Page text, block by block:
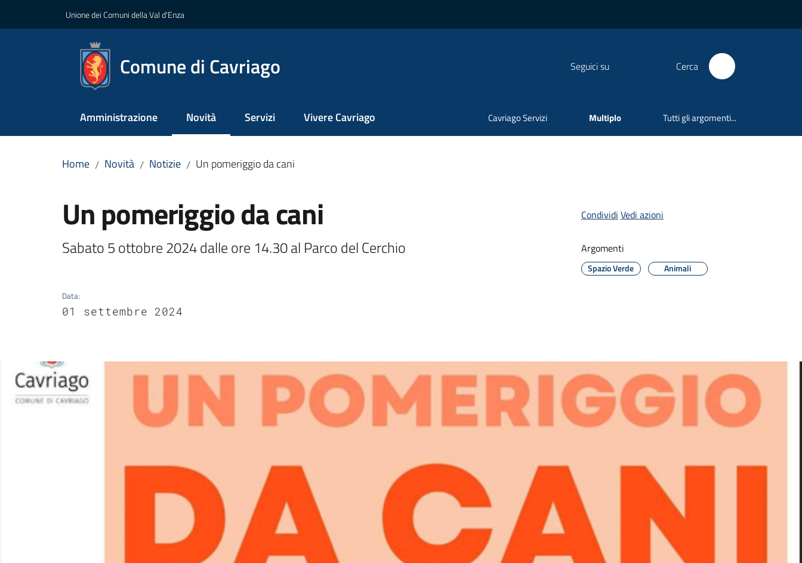
Unione dei Comuni della Val d'Enza
Comune di Cavriago Seguici su Cerca
Amministrazione Novità
Menu selezionato
Servizi Vivere Cavriago Cavriago Servizi Multiplo Tutti gli argomenti...
Home / Novità / Notizie / Un pomeriggio da cani
Un pomeriggio da cani
Sabato 5 ottobre 2024 dalle ore 14.30 al Parco del Cerchio
Data:
01 settembre 2024
Condividi Vedi azioni
Argomenti
Spazio Verde Animali